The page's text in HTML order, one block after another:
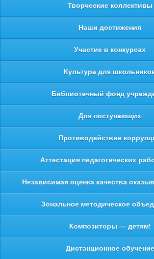
Творческие коллективы
Наши достижения
Участие в конкурсах
Культура для
Библиотечный фонд
Для поступающих
Противодействие
Аттестация педагогических
Независимая оценка качества
Зональное методическое
Композиторы — детям!
Дистанционное обучение